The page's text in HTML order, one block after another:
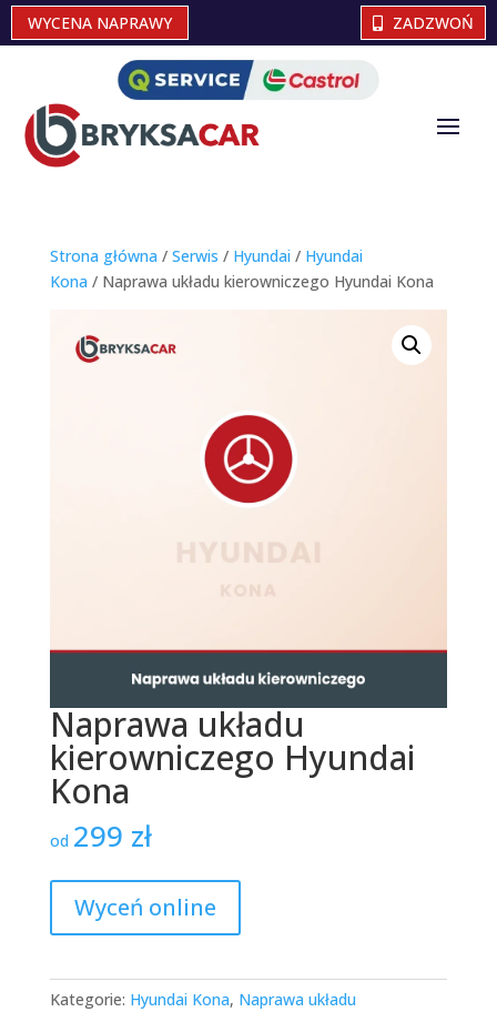
WYCENA NAPRAWY ZADZWOŃ
Strona główna / Serwis / Hyundai / Hyundai
Kona / Naprawa układu kierowniczego Hyundai Kona
Naprawa układu
kierowniczego Hyundai
Kona
od 299 zł
Wyceń online
Kategorie: Hyundai Kona, Naprawa układu